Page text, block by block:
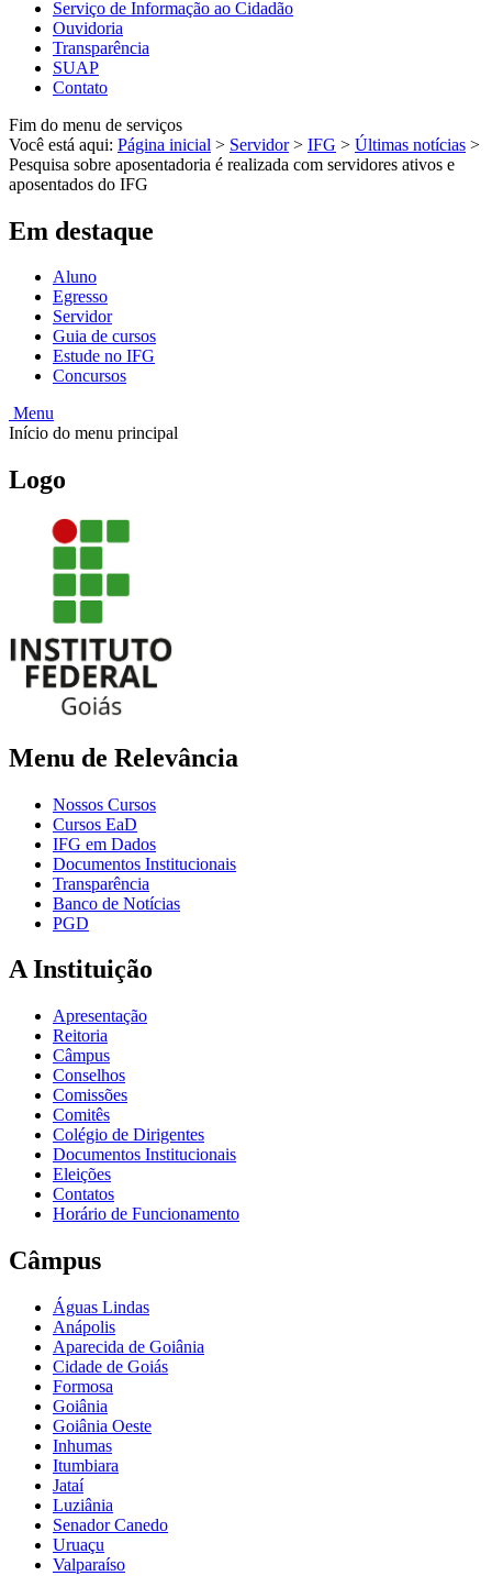
Serviço de Informação ao Cidadão
Ouvidoria
Transparência
SUAP
Contato
Fim do menu de serviços
Você está aqui: Página inicial > Servidor > IFG > Últimas notícias >
Pesquisa sobre aposentadoria é realizada com servidores ativos e
aposentados do IFG
Em destaque
Aluno
Egresso
Servidor
Guia de cursos
Estude no IFG
Concursos
Menu
Início do menu principal
Logo
Menu de Relevância
Nossos Cursos
Cursos EaD
IFG em Dados
Documentos Institucionais
Transparência
Banco de Notícias
PGD
A Instituição
Apresentação
Reitoria
Câmpus
Conselhos
Comissões
Comitês
Colégio de Dirigentes
Documentos Institucionais
Eleições
Contatos
Horário de Funcionamento
Câmpus
Águas Lindas
Anápolis
Aparecida de Goiânia
Cidade de Goiás
Formosa
Goiânia
Goiânia Oeste
Inhumas
Itumbiara
Jataí
Luziânia
Senador Canedo
Uruaçu
Valparaíso